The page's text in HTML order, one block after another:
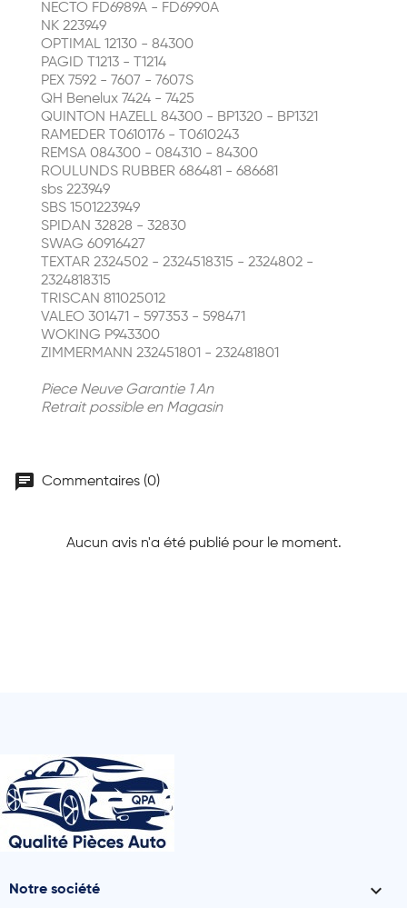
NECTO FD6989A - FD6990A
NK 223949
OPTIMAL 12130 - 84300
PAGID T1213 - T1214
PEX 7592 - 7607 - 7607S
QH Benelux 7424 - 7425
QUINTON HAZELL 84300 - BP1320 - BP1321
RAMEDER T0610176 - T0610243
REMSA 084300 - 084310 - 84300
ROULUNDS RUBBER 686481 - 686681
sbs 223949
SBS 1501223949
SPIDAN 32828 - 32830
SWAG 60916427
TEXTAR 2324502 - 2324518315 - 2324802 -
2324818315
TRISCAN 811025012
VALEO 301471 - 597353 - 598471
WOKING P943300
ZIMMERMANN 232451801 - 232481801
Piece Neuve Garantie 1 An
Retrait possible en Magasin
chat Commentaires (0)
Aucun avis n'a été publié pour le moment.
Notre société 